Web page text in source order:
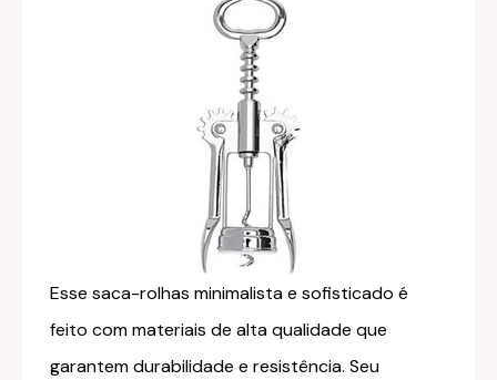
Esse saca-rolhas minimalista e sofisticado é
feito com materiais de alta qualidade que
garantem durabilidade e resistência. Seu